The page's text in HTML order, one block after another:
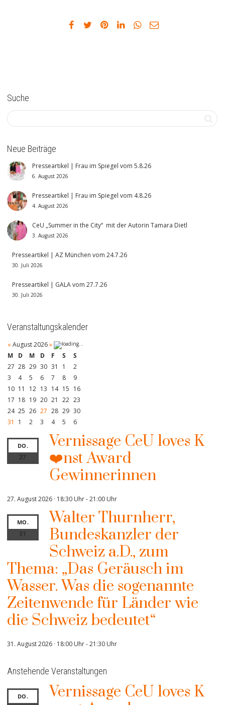
Suche
Neue Beiträge
Presseartikel | Frau im Spiegel vom 5.8.26
6. August 2026
Presseartikel | Frau im Spiegel vom 4.8.26
4. August 2026
CeU „Summer in the City“ mit der Autorin Tamara Dietl
3. August 2026
Presseartikel | AZ München vom 24.7.26
30. Juli 2026
Presseartikel | GALA vom 27.7.26
30. Juli 2026
Veranstaltungskalender
« August 2026»
M
D M D F S
S
27 28 29 30 31 1
2
3
4 5 6 7 8
9
10 11 12 13 14 15 16
17 18 19 20 21 22 23
24 25 26 27 28 29 30
31
1 2 3 4 5 6
DO.
27
Vernissage CeU loves K
❤️nst Award
Gewinnerinnen
27. August 2026 · 18:30 Uhr-21:00 Uhr
MO.
31
Walter Thurnherr,
Bundeskanzler der
Schweiz a.D., zum
Thema: „Das Geräusch im
Wasser. Was die sogenannte
Zeitenwende für Länder wie
die Schweiz bedeutet“
31. August 2026 · 18:00 Uhr-21:30 Uhr
Anstehende Veranstaltungen
DO.
Vernissage CeU loves K